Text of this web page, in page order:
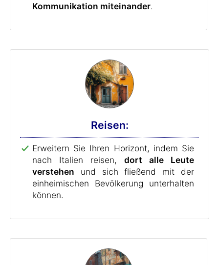
Kommunikation miteinander.
Reisen:
Erweitern Sie Ihren Horizont, indem Sie
nach Italien reisen, dort alle Leute
verstehen und sich fließend mit der
einheimischen Bevölkerung unterhalten
können.